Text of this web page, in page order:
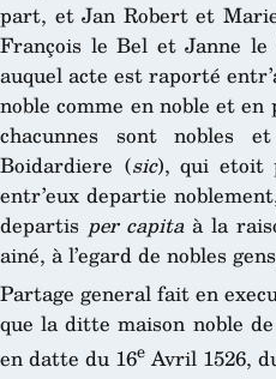
part, et Jan Robert et
François le Bel et Janne
auquel acte est raporté
noble comme en noble et
chacunnes sont nobles
Boidardiere (sic), qui etoit
entr’eux departie
departis per capitaà la
ainé, à l’egard de nobles
Partage general fait en
que la ditte maison noble
en datte du 16eAvril 1526,